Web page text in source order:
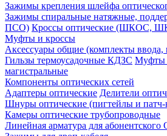
Зажимы крепления шлейфа
Зажимы спиральные натяжные,
ПСО) Кроссы оптические (ШКОС,
Муфты и кроссы
Аксессуары общие (комплекты ввода,
Гильзы термоусадочные КДЗС Муфты
магистральные
Компоненты оптических сетей
Адаптеры оптические Делители
Шнуры оптические (пигтейлы и
Камеры оптические трубопроводные
Линейная арматура для абонентского